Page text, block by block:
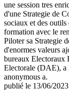
une session tres
d'une Strategie de
sociaux et des
formation avec le
Piloter sa Strategie
d'enormes valeurs
bureaux Electoraux
Electorale (DAE),
anonymous a.
publié le 13/06/2023